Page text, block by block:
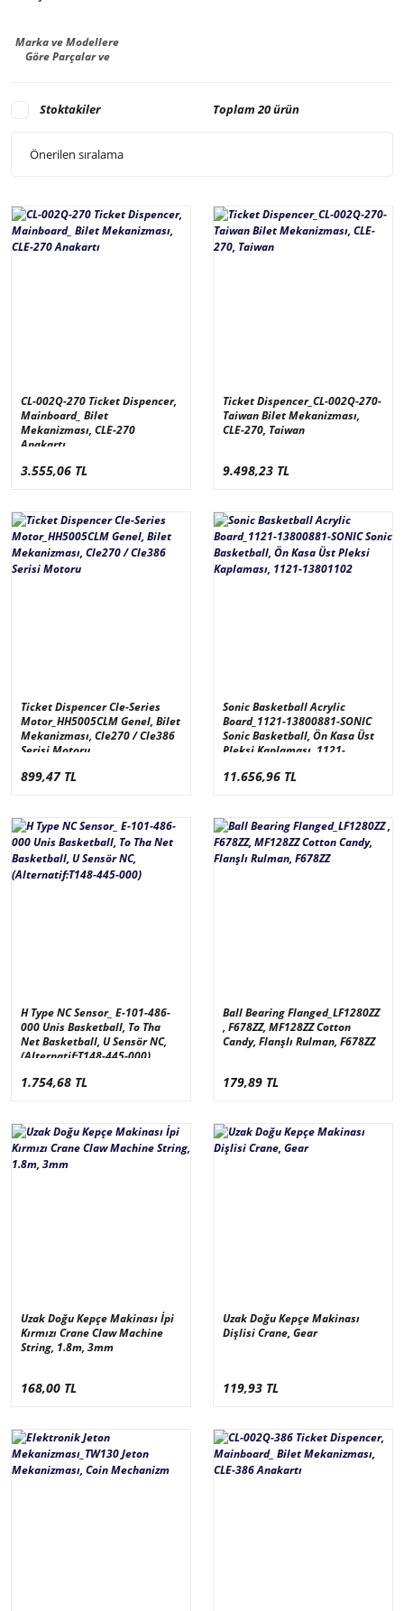
Marka ve Modellere
Göre Parçalar ve
Stoktakiler Toplam 20 ürün
CL-002Q-270 Ticket Dispencer,
Mainboard_ Bilet
Mekanizması, CLE-270
Anakartı
3.555,06 TL
Ticket Dispencer_CL-002Q-270-
Taiwan Bilet Mekanizması,
CLE-270, Taiwan
9.498,23 TL
Ticket Dispencer Cle-Series
Motor_HH5005CLM Genel, Bilet
Mekanizması, Cle270 / Cle386
Serisi Motoru
899,47 TL
Sonic Basketball Acrylic
Board_1121-13800881-SONIC
Sonic Basketball, Ön Kasa Üst
Pleksi Kaplaması, 1121-
11.656,96 TL
H Type NC Sensor_ E-101-486-
000 Unis Basketball, To Tha
Net Basketball, U Sensör NC,
(Alternatif:T148-445-000)
1.754,68 TL
Ball Bearing Flanged_LF1280ZZ
, F678ZZ, MF128ZZ Cotton
Candy, Flanşlı Rulman, F678ZZ
179,89 TL
Uzak Doğu Kepçe Makinası İpi
Kırmızı Crane Claw Machine
String, 1.8m, 3mm
168,00 TL
Uzak Doğu Kepçe Makinası
Dişlisi Crane, Gear
119,93 TL